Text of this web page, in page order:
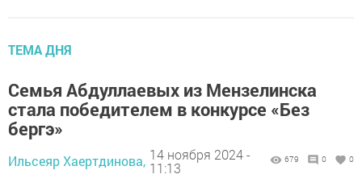
ТЕМА ДНЯ
Семья Абдуллаевых из Мензелинска
стала победителем в конкурсе «Без
бергэ»
Ильсеяр Хаертдинова, 14 ноября 2024 -
11:13
679 0 0